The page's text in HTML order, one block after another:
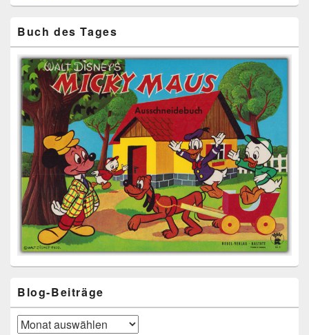
Buch des Tages
Blog-Beiträge
Blog-